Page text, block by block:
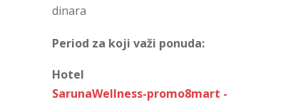
dinara
Period za koji važi ponuda:
Hotel
SarunaWellness-promo8mart -